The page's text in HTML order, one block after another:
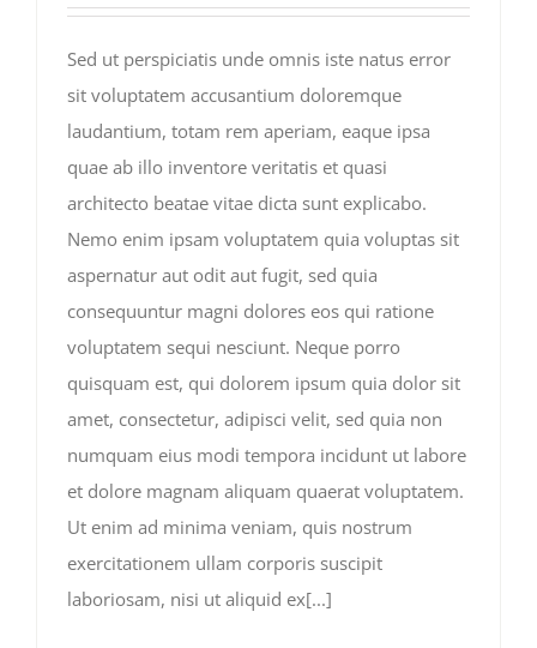
Sed ut perspiciatis unde omnis iste natus error
sit voluptatem accusantium doloremque
laudantium, totam rem aperiam, eaque ipsa
quae ab illo inventore veritatis et quasi
architecto beatae vitae dicta sunt explicabo.
Nemo enim ipsam voluptatem quia voluptas sit
aspernatur aut odit aut fugit, sed quia
consequuntur magni dolores eos qui ratione
voluptatem sequi nesciunt. Neque porro
quisquam est, qui dolorem ipsum quia dolor sit
amet, consectetur, adipisci velit, sed quia non
numquam eius modi tempora incidunt ut labore
et dolore magnam aliquam quaerat voluptatem.
Ut enim ad minima veniam, quis nostrum
exercitationem ullam corporis suscipit
laboriosam, nisi ut aliquid ex[...]